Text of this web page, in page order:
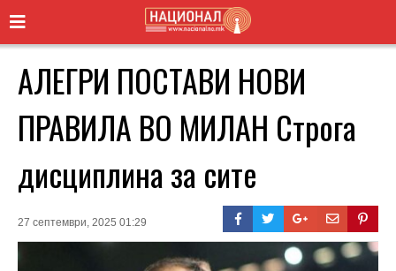
АЛЕГРИ ПОСТАВИ НОВИ
ПРАВИЛА ВО МИЛАН Строга
дисциплина за сите
27 септември, 2025 01:29